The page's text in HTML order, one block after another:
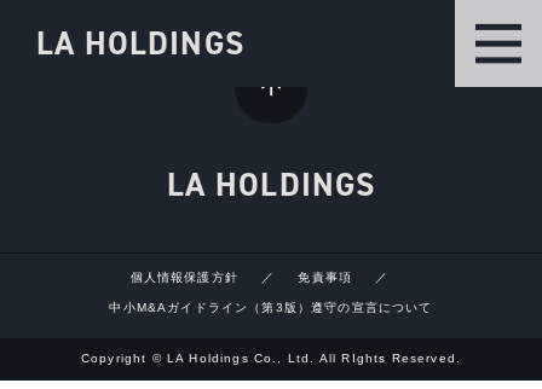
LA HOLDINGS
LA HOLDINGS
個人情報保護方針 免責事項
中小M&Aガイドライン（第3版）遵守の宣言について
Copyright © LA Holdings Co., Ltd. All RIghts Reserved.